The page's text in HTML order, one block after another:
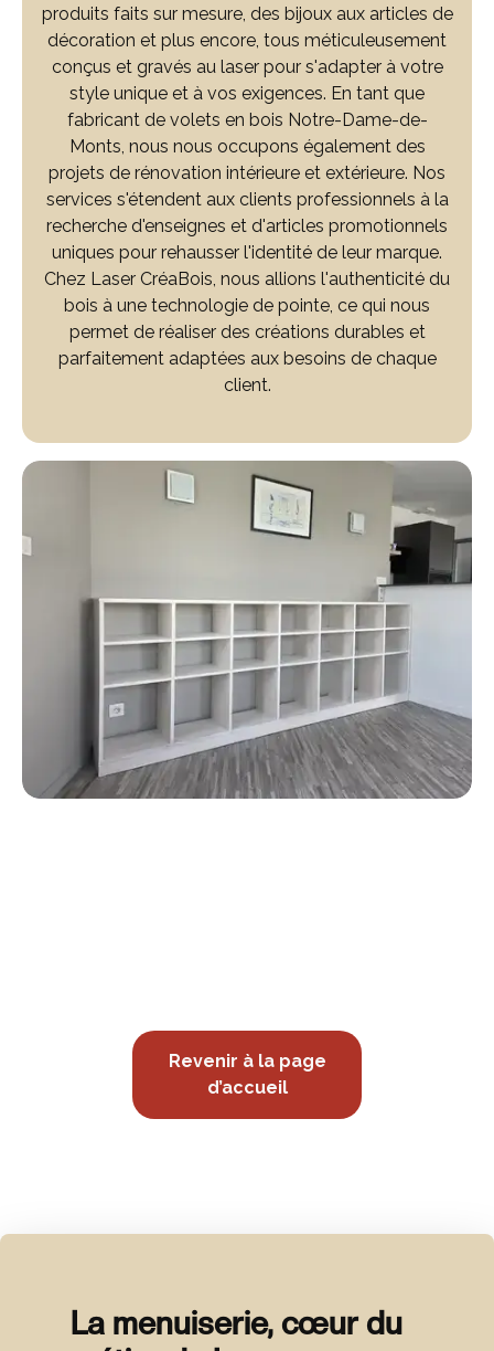
produits faits sur mesure, des bijoux aux articles de
décoration et plus encore, tous méticuleusement
conçus et gravés au laser pour s'adapter à votre
style unique et à vos exigences. En tant que
fabricant de volets en bois Notre-Dame-de-
Monts, nous nous occupons également des
projets de rénovation intérieure et extérieure. Nos
services s'étendent aux clients professionnels à la
recherche d'enseignes et d'articles promotionnels
uniques pour rehausser l'identité de leur marque.
Chez Laser CréaBois, nous allions l'authenticité du
bois à une technologie de pointe, ce qui nous
permet de réaliser des créations durables et
parfaitement adaptées aux besoins de chaque
client.
Revenir à la page
d’accueil
La menuiserie, cœur du